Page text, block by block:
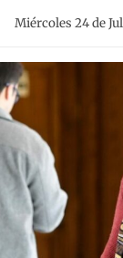
Miércoles 24 de